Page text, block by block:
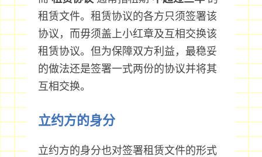
租赁文件。租赁协议的各方只须签署该
协议，而毋须盖上小红章及互相交换该
租赁协议。但为保障双方利益，最稳妥
的做法还是签署一式两份的协议并将其
互相交换。
立约方的身分
立约方的身分也对签署租赁文件的形式